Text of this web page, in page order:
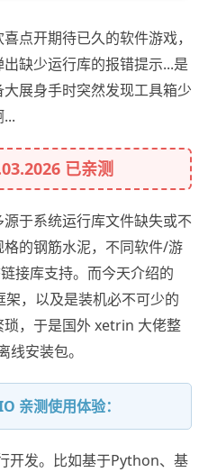
点开期待已久的软件游戏，
缺少运行库的报错提示...是
展身手时突然发现工具箱少
已亲测
于系统运行库文件缺失或不
的钢筋水泥，不同软件/游
接库支持。而今天介绍的
，以及是装机必不可少的
，于是国外 xetrin 大佬整
安装包。
亲测使用体验：
开发。比如基于Python、基